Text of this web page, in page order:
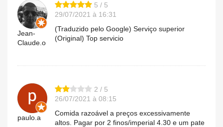
Jean-
Claude.o
5 / 5
29/07/2021 à 16:31
(Traduzido pelo Google) Serviço superior
(Original) Top servicio
paulo.a
2 / 5
26/07/2021 à 08:15
Comida razoável a preços excessivamente
altos. Pagar por 2 finos/imperial 4.30 e um pate